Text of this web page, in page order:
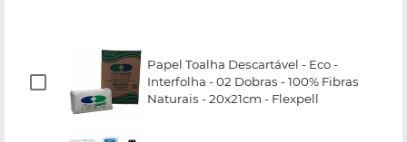
Papel Toalha Descartável - Eco -
Interfolha - 02 Dobras - 100% Fibras
Naturais - 20x21cm - Flexpell